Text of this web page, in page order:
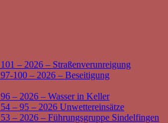
– 2026 – Straßenverunreigung
100 – 2026 – Beseitigung
– 2026 – Wasser in Keller
– 95 – 2026 Unwettereinsätze
– 2026 – Führungsgruppe Sindelfingen